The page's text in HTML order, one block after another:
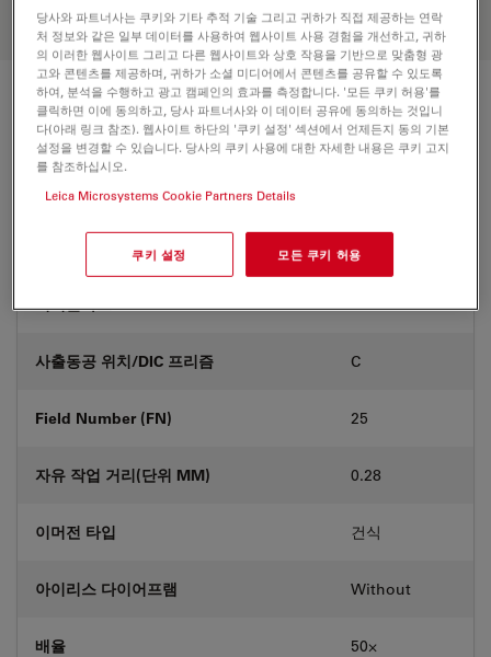
your needs.
기술 사양
상품 번호
-
커버글라스 Without
사출동공 위치/DIC 프리즘 C
Field Number (FN) 25
자유 작업 거리(단위 MM) 0.28
이머전 타입 건식
아이리스 다이어프램 Without
배율 50⨉
당사와 파트너사는 쿠키와 기타 추적 기술 그리고 귀하가 직접 제공하는 연락
처 정보와 같은 일부 데이터를 사용하여 웹사이트 사용 경험을 개선하고, 귀하
의 이러한 웹사이트 그리고 다른 웹사이트와 상호 작용을 기반으로 맞춤형 광
고와 콘텐츠를 제공하며, 귀하가 소셜 미디어에서 콘텐츠를 공유할 수 있도록
하여, 분석을 수행하고 광고 캠페인의 효과를 측정합니다. '모든 쿠키 허용'를
클릭하면 이에 동의하고, 당사 파트너사와 이 데이터 공유에 동의하는 것입니
다(아래 링크 참조). 웹사이트 하단의 '쿠키 설정' 섹션에서 언제든지 동의 기본
설정을 변경할 수 있습니다. 당사의 쿠키 사용에 대한 자세한 내용은 쿠키 고지
를 참조하십시오.
Leica Microsystems Cookie Partners Details
쿠키 설정 모든 쿠키 허용